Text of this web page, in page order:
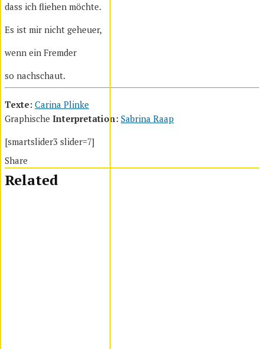
dass ich fliehen möchte.
Es ist mir nicht geheuer,
wenn ein Fremder
so nachschaut.
Texte: Carina Plinke
Graphische Interpretation: Sabrina Raap
[smartslider3 slider=7]
Share
Related